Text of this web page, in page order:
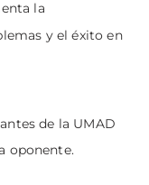
la
y el éxito en
de la UMAD
oponente.